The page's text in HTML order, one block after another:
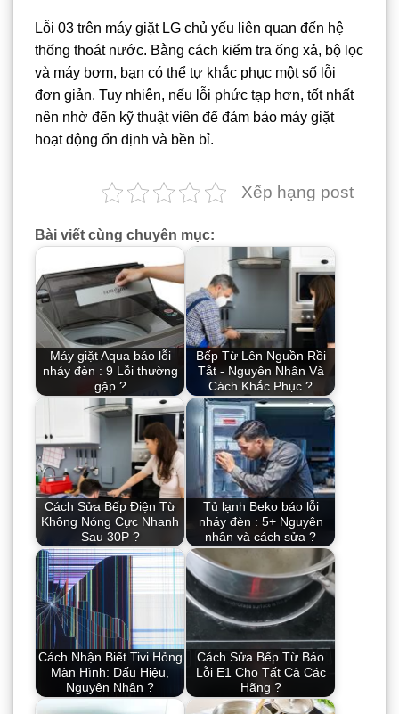
Lỗi 03 trên máy giặt LG chủ yếu liên quan đến hệ
thống thoát nước. Bằng cách kiểm tra ống xả, bộ lọc
và máy bơm, bạn có thể tự khắc phục một số lỗi
đơn giản. Tuy nhiên, nếu lỗi phức tạp hơn, tốt nhất
nên nhờ đến kỹ thuật viên để đảm bảo máy giặt
hoạt động ổn định và bền bỉ.
Xếp hạng post
Bài viết cùng chuyên mục:
Máy giặt Aqua báo lỗi
nháy đèn : 9 Lỗi thường
gặp ?
Bếp Từ Lên Nguồn Rồi
Tắt - Nguyên Nhân Và
Cách Khắc Phục ?
Cách Sửa Bếp Điện Từ
Không Nóng Cực Nhanh
Sau 30P ?
Tủ lạnh Beko báo lỗi
nháy đèn : 5+ Nguyên
nhân và cách sửa ?
Cách Nhận Biết Tivi Hỏng
Màn Hình: Dấu Hiệu,
Nguyên Nhân ?
Cách Sửa Bếp Từ Báo
Lỗi E1 Cho Tất Cả Các
Hãng ?